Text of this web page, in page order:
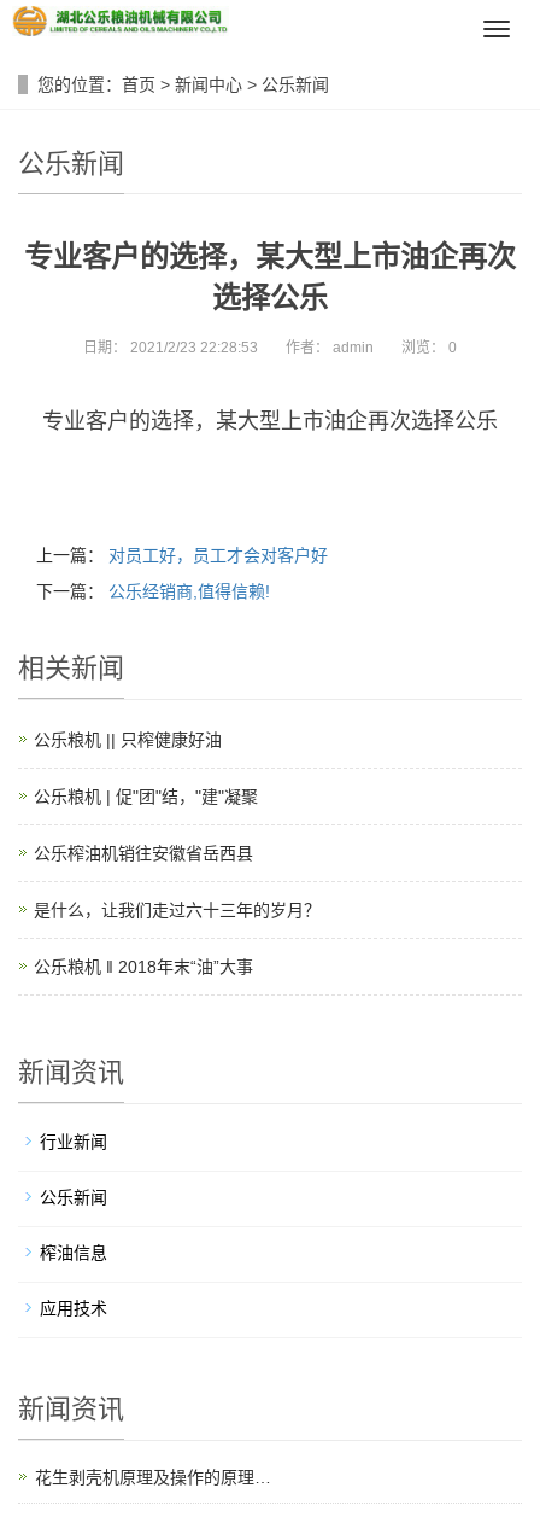
导
您的位置： 首页 > 新闻中心 > 公乐新闻
公乐新闻
专业客户的选择，某大型上市油企再次
选择公乐
日期： 2021/2/23 22:28:53 作者： admin 浏览： 0
专业客户的选择，某大型上市油企再次选择公乐
上一篇： 对员工好，员工才会对客户好
下一篇： 公乐经销商,值得信赖!
相关新闻
公乐粮机 || 只榨健康好油
公乐粮机 | 促"团"结，"建"凝聚
公乐榨油机销往安徽省岳西县
是什么，让我们走过六十三年的岁月？
公乐粮机 ‖ 2018年末“油”大事
新闻资讯
行业新闻
公乐新闻
榨油信息
应用技术
新闻资讯
花生剥壳机原理及操作的原理…